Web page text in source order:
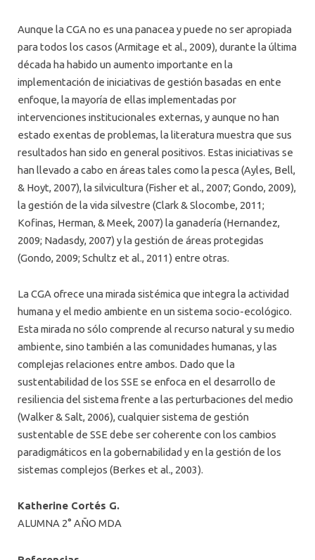
Aunque la CGA no es una panacea y puede no ser apropiada
para todos los casos (Armitage et al., 2009), durante la última
década ha habido un aumento importante en la
implementación de iniciativas de gestión basadas en ente
enfoque, la mayoría de ellas implementadas por
intervenciones institucionales externas, y aunque no han
estado exentas de problemas, la literatura muestra que sus
resultados han sido en general positivos. Estas iniciativas se
han llevado a cabo en áreas tales como la pesca (Ayles, Bell,
& Hoyt, 2007), la silvicultura (Fisher et al., 2007; Gondo, 2009),
la gestión de la vida silvestre (Clark & Slocombe, 2011;
Kofinas, Herman, & Meek, 2007) la ganadería (Hernandez,
2009; Nadasdy, 2007) y la gestión de áreas protegidas
(Gondo, 2009; Schultz et al., 2011) entre otras.
La CGA ofrece una mirada sistémica que integra la actividad
humana y el medio ambiente en un sistema socio-ecológico.
Esta mirada no sólo comprende al recurso natural y su medio
ambiente, sino también a las comunidades humanas, y las
complejas relaciones entre ambos. Dado que la
sustentabilidad de los SSE se enfoca en el desarrollo de
resiliencia del sistema frente a las perturbaciones del medio
(Walker & Salt, 2006), cualquier sistema de gestión
sustentable de SSE debe ser coherente con los cambios
paradigmáticos en la gobernabilidad y en la gestión de los
sistemas complejos (Berkes et al., 2003).
Katherine Cortés G.
ALUMNA 2° AÑO MDA